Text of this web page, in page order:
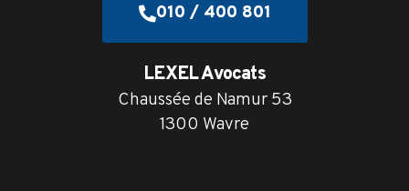
010 / 400 801
LEXEL Avocats
Chaussée de Namur 53
1300 Wavre